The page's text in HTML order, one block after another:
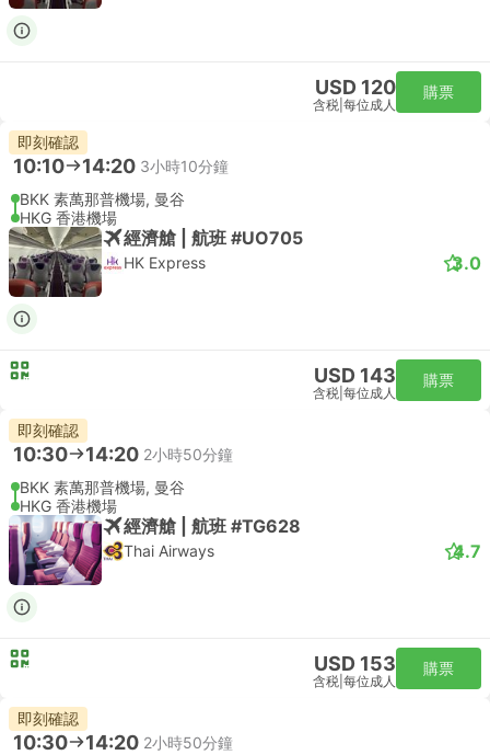
USD 120
含税 每位成人
購票
即刻確認
10:10 14:20 3小時10分鐘
BKK 素萬那普機場, 曼谷
HKG 香港機場
經濟艙 | 航班 #UO705
HK Express 3.0
USD 143
含税 每位成人
購票
即刻確認
10:30 14:20 2小時50分鐘
BKK 素萬那普機場, 曼谷
HKG 香港機場
經濟艙 | 航班 #TG628
Thai Airways 4.7
USD 153
含税 每位成人
購票
即刻確認
10:30 14:20 2小時50分鐘